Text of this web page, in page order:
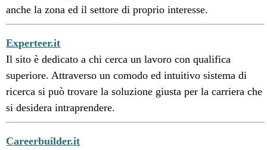
anche la zona ed il settore di proprio interesse.
Experteer.it
Il sito è dedicato a chi cerca un lavoro con qualifica
superiore. Attraverso un comodo ed intuitivo sistema di
ricerca si può trovare la soluzione giusta per la carriera che
si desidera intraprendere.
Careerbuilder.it